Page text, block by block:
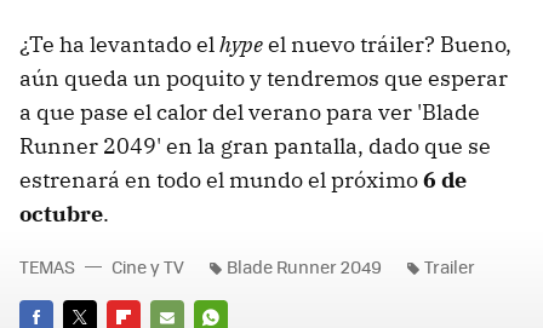
¿Te ha levantado elhypeel nuevo tráiler? Bueno,
aún queda un poquito y tendremos que esperar
a que pase el calor del verano para ver 'Blade
Runner 2049' en la gran pantalla, dado que se
estrenará en todo el mundo el próximo6 de
octubre.
TEMAS Cine y TV Blade Runner 2049 Trailer